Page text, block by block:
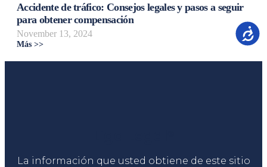
Accidente de tráfico: Consejos legales y pasos a seguir
para obtener compensación
November 13, 2024
Más >>
La información que usted obtiene de este sitio